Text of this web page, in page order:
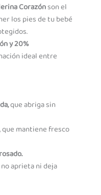
Corazónson el
los pies de tu bebé
y 20%
ideal entre
que abriga sin
que mantiene fresco
aprieta ni deja